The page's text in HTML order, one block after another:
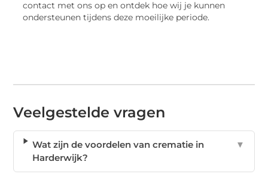
contact met ons op en ontdek hoe wij je kunnen
ondersteunen tijdens deze moeilijke periode.
Veelgestelde vragen
Wat zijn de voordelen van crematie in
Harderwijk?
▼